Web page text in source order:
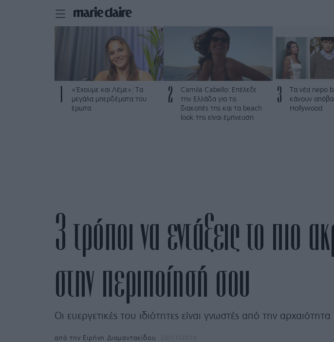
«Έχουμε και Λέμε»: Τα
μεγάλα μπερδέματα του
έρωτα
2
Camila Cabello: Επέλεξε
την Ελλάδα για τις
διακοπές της και τα beach
look της είναι έμπνευση
3
Τα νέα nepo
κάνουν
Hollywood
3 τρόποι να εντάξεις το πιο
στην περιποίησή σου
Οι ευεργετικές του ιδιότητες είναι γνωστές από την αρχαιότητα
από την Ειρήνη Διαμαντακίδου